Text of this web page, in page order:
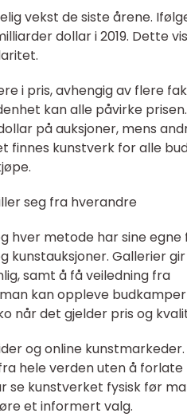
vekst de siste årene.
dollar i 2019. Dette
i pris, avhengig av flere
kan alle påvirke
på auksjoner, mens
finnes kunstverk for alle
seg fra hverandre
hver metode har sine
kunstauksjoner. Gallerier
samt å få veiledning fra
kan oppleve
når det gjelder pris og
og online
hele verden uten å
kunstverket fysisk før
et informert valg.